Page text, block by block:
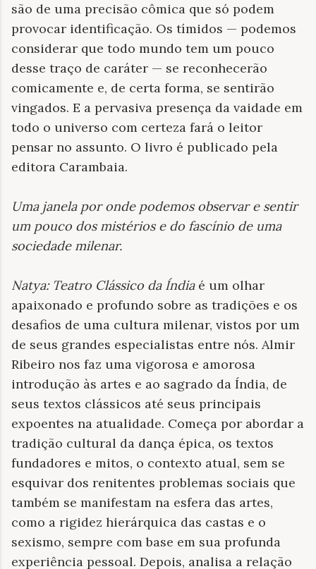
são de uma precisão cômica que só podem
provocar identificação. Os tímidos — podemos
considerar que todo mundo tem um pouco
desse traço de caráter — se reconhecerão
comicamente e, de certa forma, se sentirão
vingados. E a pervasiva presença da vaidade em
todo o universo com certeza fará o leitor
pensar no assunto. O livro é publicado pela
editora Carambaia.
Uma janela por onde podemos observar e sentir
um pouco dos mistérios e do fascínio de uma
sociedade milenar.
Natya: Teatro Clássico da Índiaé um olhar
apaixonado e profundo sobre as tradições e os
desafios de uma cultura milenar, vistos por um
de seus grandes especialistas entre nós. Almir
Ribeiro nos faz uma vigorosa e amorosa
introdução às artes e ao sagrado da Índia, de
seus textos clássicos até seus principais
expoentes na atualidade. Começa por abordar a
tradição cultural da dança épica, os textos
fundadores e mitos, o contexto atual, sem se
esquivar dos renitentes problemas sociais que
também se manifestam na esfera das artes,
como a rigidez hierárquica das castas e o
sexismo, sempre com base em sua profunda
experiência pessoal. Depois, analisa a relação